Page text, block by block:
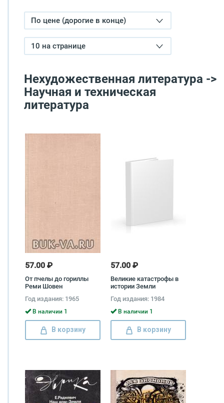
По цене (дорогие в конце)
10 на странице
Нехудожественная литература ->
Научная и техническая
литература
57.00 ₽
От пчелы до гориллы
Реми Шовен
Год издания: 1965
В наличии 1
В корзину
57.00 ₽
Великие катастрофы в
истории Земли
Год издания: 1984
В наличии 1
В корзину